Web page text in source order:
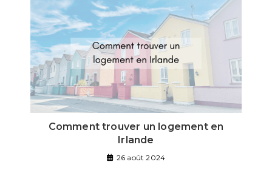
Comment trouver un logement en
Irlande
26 août 2024